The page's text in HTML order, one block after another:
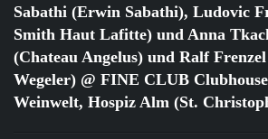
Sabathi (Erwin Sabathi), Ludovic
Smith Haut Lafitte) und Anna
(Chateau Angelus) und Ralf
Wegeler) @ FINE CLUB
Weinwelt, Hospiz Alm (St.